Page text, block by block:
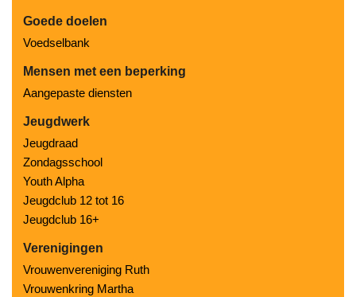
Goede doelen
Voedselbank
Mensen met een beperking
Aangepaste diensten
Jeugdwerk
Jeugdraad
Zondagsschool
Youth Alpha
Jeugdclub 12 tot 16
Jeugdclub 16+
Verenigingen
Vrouwenvereniging Ruth
Vrouwenkring Martha